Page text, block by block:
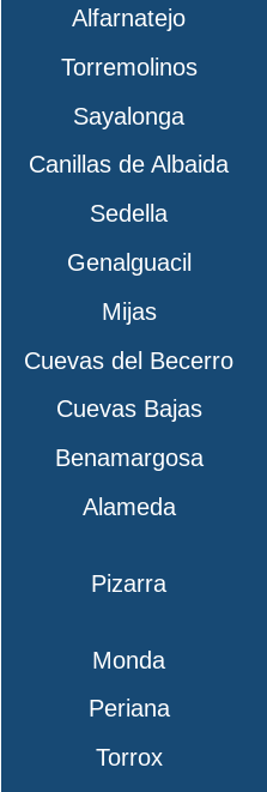
Alfarnatejo
Torremolinos
Sayalonga
Canillas de Albaida
Sedella
Genalguacil
Mijas
Cuevas del Becerro
Cuevas Bajas
Benamargosa
Alameda
Pizarra
Monda
Periana
Torrox